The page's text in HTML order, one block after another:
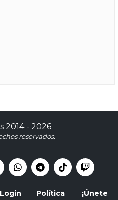
2014 - 2026
reservados.
Login Política ¡Únete